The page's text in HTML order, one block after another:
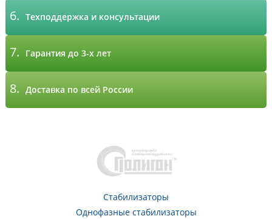
6. Техподдержка и консультации
7. Гарантия до 3-х лет
8. Доставка по всей России
Стабилизаторы
Однофазные стабилизаторы